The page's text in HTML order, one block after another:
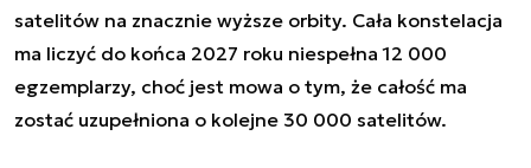
satelitów na znacznie wyższe orbity. Cała konstelacja
ma liczyć do końca 2027 roku niespełna 12 000
egzemplarzy, choć jest mowa o tym, że całość ma
zostać uzupełniona o kolejne 30 000 satelitów.